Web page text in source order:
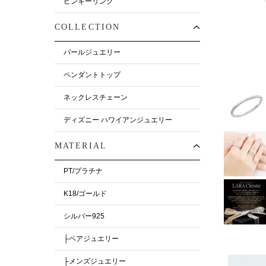
COLLECTION
パールジュエリー
ペンダントトップ
ネックレスチェーン
ディズニー ハワイアンジュエリー
MATERIAL
PT/プラチナ
K18/ゴールド
シルバー925
├ペアジュエリー
├メンズジュエリー